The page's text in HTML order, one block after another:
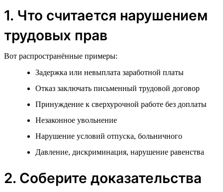
1. Что считается нарушением
трудовых прав
Вот распространённые примеры:
Задержка или невыплата заработной платы
Отказ заключать письменный трудовой договор
Принуждение к сверхурочной работе без доплаты
Незаконное увольнение
Нарушение условий отпуска, больничного
Давление, дискриминация, нарушение равенства
2. Соберите доказательства